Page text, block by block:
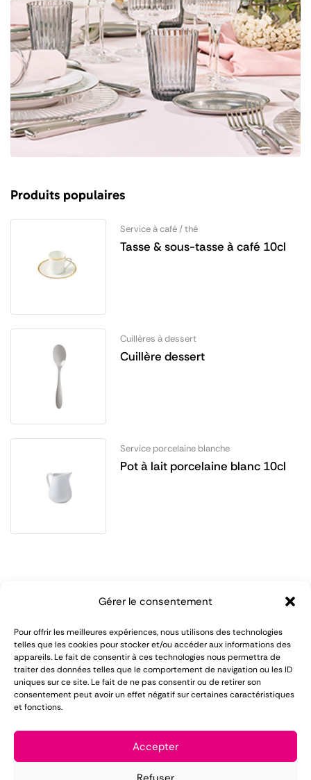
Gérer le consentement
Pour offrir les meilleures expériences, nous utilisons des technologies
telles que les cookies pour stocker et/ou accéder aux informations des
appareils. Le fait de consentir à ces technologies nous permettra de
traiter des données telles que le comportement de navigation ou les ID
uniques sur ce site. Le fait de ne pas consentir ou de retirer son
consentement peut avoir un effet négatif sur certaines caractéristiques
et fonctions.
Accepter
Produits populaires
Service à café / thé
Tasse & sous-tasse à café 10cl
Cuillères à dessert
Cuillère dessert
Service porcelaine blanche
Pot à lait porcelaine blanc 10cl
LOMAREC met à votre disposition plus de 55 ans
d'expérience dans le domaine de la location de
matériel pour réception.
Conditions générales de vente